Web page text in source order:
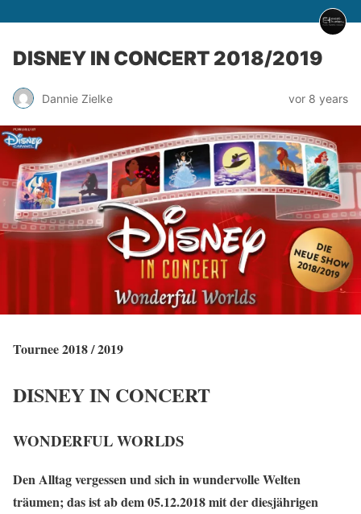
DISNEY IN CONCERT 2018/2019
Dannie Zielke vor 8 years
Tournee 2018 / 2019
DISNEY IN CONCERT
WONDERFUL WORLDS
Den Alltag vergessen und sich in wundervolle Welten
träumen; das ist ab dem 05.12.2018 mit der diesjährigen